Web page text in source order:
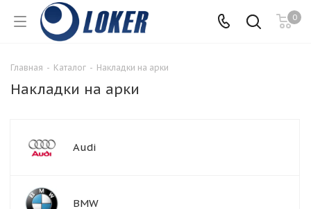
0
Главная - Каталог - Накладки на арки
Накладки на арки
Audi
BMW